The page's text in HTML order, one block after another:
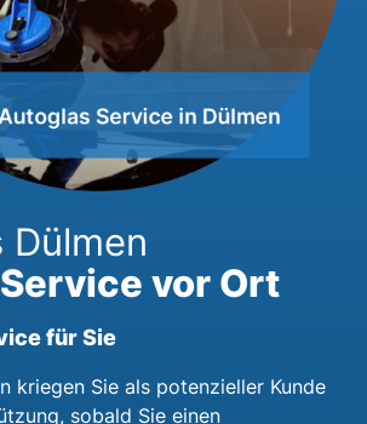
vor Ort
für Sie
kriegen Sie als potenzieller Kunde
sobald Sie einen